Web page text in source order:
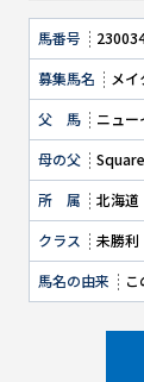
馬番号
募集馬名
メイ
父 馬
ニュー
母の父
所 属
北海道
クラス
未勝利
馬名の由来